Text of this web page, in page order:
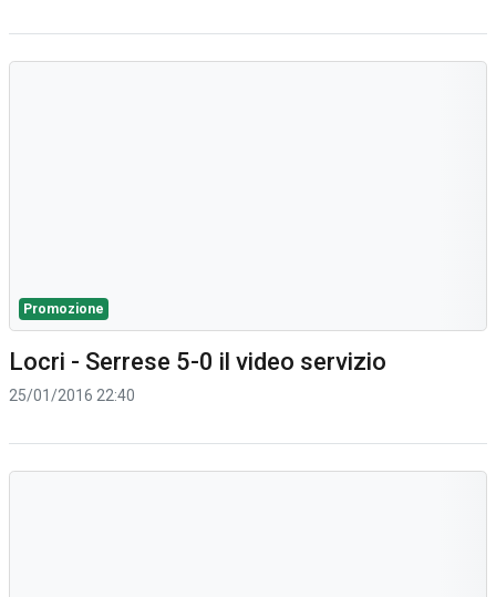
Promozione
Locri - Serrese 5-0 il video servizio
25/01/2016 22:40